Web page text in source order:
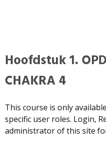
Hoofdstuk 1.
CHAKRA 4
This course is only
specific user roles. Login,
administrator of this site